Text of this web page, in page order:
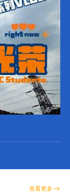
查看更多